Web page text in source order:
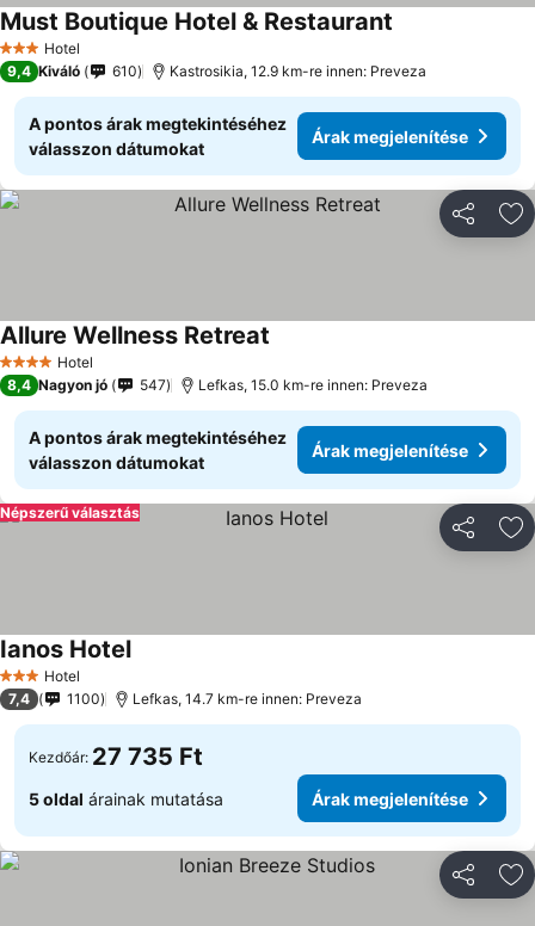
3 Kategória
Hotel
Must Boutique Hotel & Restaurant
9,4 Kiváló 610 Kastrosikia, 12.9 km-re innen: Preveza
A pontos árak megtekintéséhez
válasszon dátumokat
Árak megjelenítése
4 KategóriaHotel
Allure Wellness Retreat
8,4 Nagyon jó 547 Lefkas, 15.0 km-re innen: Preveza
A pontos árak megtekintéséhez
válasszon dátumokat
Árak megjelenítése
Népszerű választás
3 Kategória
Hotel
Ianos Hotel
7,4 1100 Lefkas, 14.7 km-re innen: Preveza
Kezdőár: 27 735 Ft
5 oldal árainak mutatása Árak megjelenítése